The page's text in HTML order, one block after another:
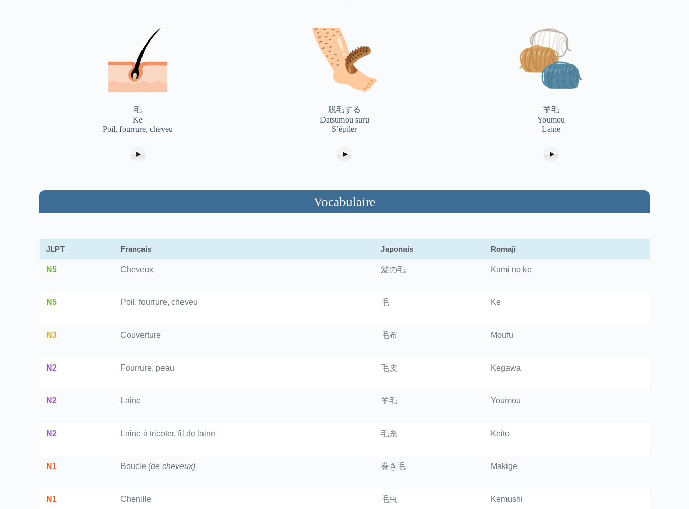
毛
Ke
Poil, fourrure, cheveu
脱毛する
Datsumou suru
S’épiler
羊毛
Youmou
Laine
Vocabulaire
JLPT Français Japonais Romaji
N5 Cheveux 髪の毛 Kami no ke
N5 Poil, fourrure, cheveu 毛 Ke
N3 Couverture 毛布 Moufu
N2 Fourrure, peau 毛皮 Kegawa
N2 Laine 羊毛 Youmou
N2 Laine à tricoter, fil de laine 毛糸 Keito
N1 Boucle (de cheveux) 巻き毛 Makige
N1 Chenille 毛虫 Kemushi